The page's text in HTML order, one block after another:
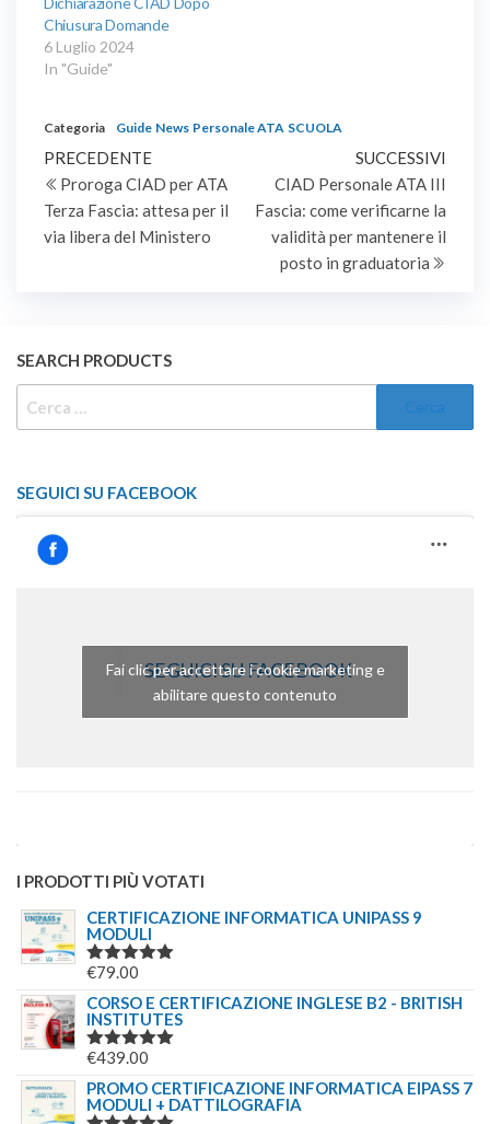
Chiusura Domande
6 Luglio 2024
In "Guide"
Categoria Guide News Personale ATA SCUOLA
Navigazione
articoli
Articolo
precedente
PRECEDENTE
Proroga CIAD per ATA
Terza Fascia: attesa per il
via libera del Ministero
SUCCESSIVI
CIAD Personale ATA III
Fascia: come verificarne la
validità per mantenere il
posto in graduatoria
SEARCH PRODUCTS
SEGUICI SU FACEBOOK
SEGUICI SU FACEBOOK
Fai clic per accettare i cookie marketing e
abilitare questo contenuto
I PRODOTTI PIÙ VOTATI
CERTIFICAZIONE INFORMATICA UNIPASS 9
MODULI
VALUTATO
€79.00
CORSO E CERTIFICAZIONE INGLESE B2 - BRITISH
INSTITUTES
VALUTATO
€439.00
PROMO CERTIFICAZIONE INFORMATICA EIPASS 7
MODULI + DATTILOGRAFIA